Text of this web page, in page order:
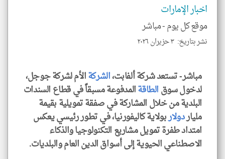
اخبار الإمارات
موقع كل يوم -مباشر
نشر بتاريخ: ٣ حزيران ٢٠٢٦
مباشر- تستعد شركة ألفابت،الشركةالأم لشركة جوجل،
لدخول سوقالطاقةالمدفوعة مسبقاً في قطاع السندات
البلدية من خلال المشاركة في صفقة تمويلية بقيمة
ملياردولاربولاية كاليفورنيا، في تطور رئيسي يعكس
امتداد طفرة تمويل مشاريع التكنولوجيا والذكاء
الاصطناعي الحيوية إلى أسواق الدين العام والبلديات.
klyoum.com